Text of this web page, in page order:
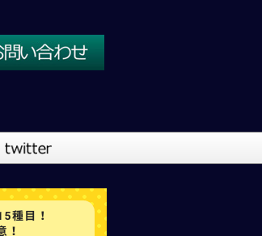
大阪営業所